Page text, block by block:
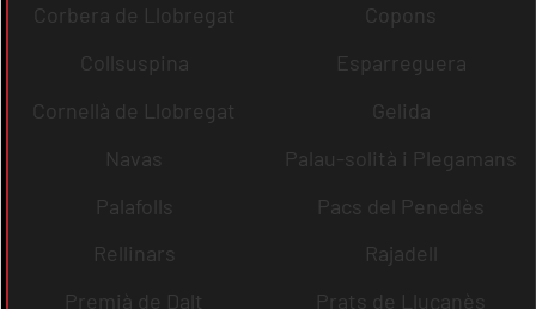
Corbera de Llobregat
Copons
Collsuspina
Esparreguera
Cornellà de Llobregat
Gelida
Navas
Palau-solità i Plegamans
Palafolls
Pacs del Penedès
Rellinars
Rajadell
Premià de Dalt
Prats de Lluçanès